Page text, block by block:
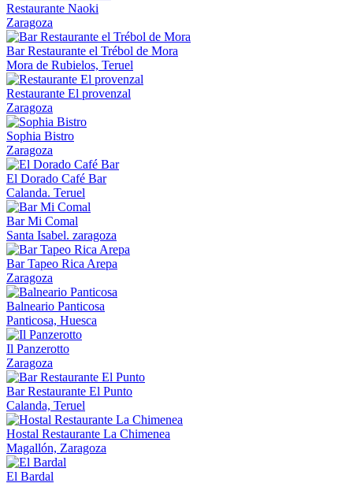
Restaurante Naoki
Zaragoza
Bar Restaurante el Trébol de Mora
Mora de Rubielos, Teruel
Restaurante El provenzal
Zaragoza
Sophia Bistro
Zaragoza
El Dorado Café Bar
Calanda. Teruel
Bar Mi Comal
Santa Isabel. zaragoza
Bar Tapeo Rica Arepa
Zaragoza
Balneario Panticosa
Panticosa, Huesca
Il Panzerotto
Zaragoza
Bar Restaurante El Punto
Calanda, Teruel
Hostal Restaurante La Chimenea
Magallón, Zaragoza
El Bardal